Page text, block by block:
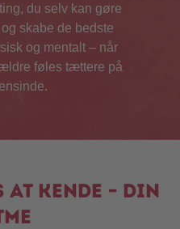
du selv kan gøre
skabe de bedste
og mentalt – når
føles tættere på
kende – din